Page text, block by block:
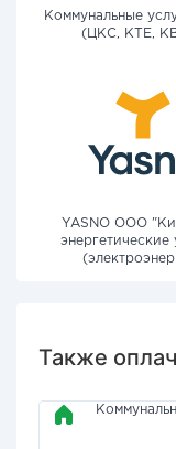
Коммунальные
(ЦКС, КТЕ,
YASNO OOO
энергетические
Также